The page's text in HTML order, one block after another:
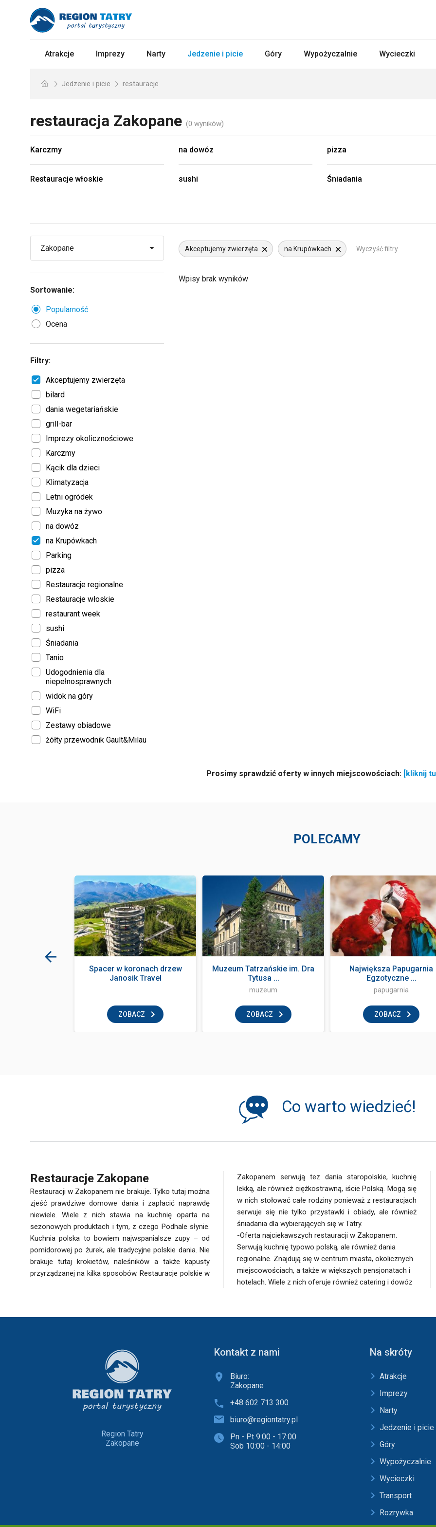
Atrakcje Imprezy Narty Jedzenie i picie Góry Wypożyczalnie Wycieczki
Jedzenie i picie restauracje
restauracja Zakopane (0 wyników)
Karczmy na dowóz pizza
Restauracje włoskie sushi Śniadania
Akceptujemy zwierzęta na Krupówkach Wyczyść filtry
Wpisy brak wyników
Sortowanie:
Popularność
Ocena
Filtry:
Akceptujemy zwierzęta
bilard
dania wegetariańskie
grill-bar
Imprezy okolicznościowe
Karczmy
Kącik dla dzieci
Klimatyzacja
Letni ogródek
Muzyka na żywo
na dowóz
na Krupówkach
Parking
pizza
Restauracje regionalne
Restauracje włoskie
restaurant week
sushi
Śniadania
Tanio
Udogodnienia dla
niepełnosprawnych
widok na góry
WiFi
Zestawy obiadowe
żółty przewodnik Gault&Milau
Prosimy sprawdzić oferty w innych miejscowościach: [kliknij
POLECAMY
Spacer w koronach drzew
Janosik Travel
ZOBACZ
Muzeum Tatrzańskie im. Dra
Tytusa ...
muzeum
ZOBACZ
Największa Papugarnia
Egzotyczne ...
papugarnia
ZOBACZ
Co warto wiedzieć!
Restauracje Zakopane
Restauracji w Zakopanem nie brakuje. Tylko tutaj można
zjeść prawdziwe domowe dania i zapłacić naprawdę
niewiele. Wiele z nich stawia na kuchnię oparta na
sezonowych produktach i tym, z czego Podhale słynie.
Kuchnia polska to bowiem najwspanialsze zupy – od
pomidorowej po żurek, ale tradycyjne polskie dania. Nie
brakuje tutaj krokietów, naleśników a także kapusty
przyrządzanej na kilka sposobów. Restauracje polskie w
Zakopanem serwują tez dania staropolskie, kuchnię
lekką, ale również ciężkostrawną, iście Polską. Mogą się
w nich stołować całe rodziny ponieważ z restauracjach
serwuje się nie tylko przystawki i obiady, ale również
śniadania dla wybierających się w Tatry.
-Oferta najciekawszych restauracji w Zakopanem.
Serwują kuchnię typowo polską, ale również dania
regionalne. Znajdują się w centrum miasta, okolicznych
miejscowościach, a także w większych pensjonatach i
hotelach. Wiele z nich oferuje również catering i dowóz
uzależnione od tego, co w pojawia się na okolicznych
targowiskach i czym obrodzi tatrzańska ziemia. Kuchnia
polska to idealny wybór dla całych rodzin
Region Tatry
Zakopane
Kontakt z nami
Biuro:
Zakopane
+48 602 713 300
biuro@regiontatry.pl
Pn - Pt 9:00 - 17:00
Sob 10:00 - 14:00
Na skróty
Atrakcje
Imprezy
Narty
Jedzenie i picie
Góry
Wypożyczalnie
Wycieczki
Transport
Rozrywka